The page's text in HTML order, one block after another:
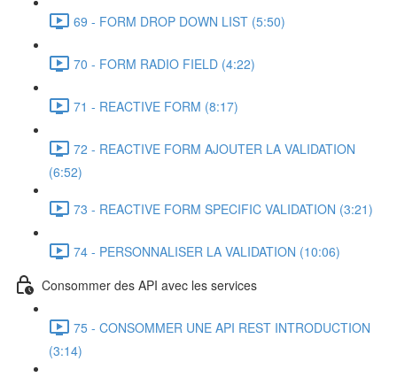
69 - FORM DROP DOWN LIST (5:50)
70 - FORM RADIO FIELD (4:22)
71 - REACTIVE FORM (8:17)
72 - REACTIVE FORM AJOUTER LA VALIDATION
(6:52)
73 - REACTIVE FORM SPECIFIC VALIDATION (3:21)
74 - PERSONNALISER LA VALIDATION (10:06)
Consommer des API avec les services
75 - CONSOMMER UNE API REST INTRODUCTION
(3:14)